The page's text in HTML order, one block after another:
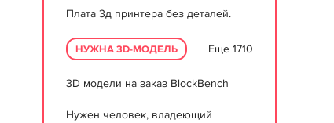
Плата 3д принтера без деталей.
НУЖНА 3D-МОДЕЛЬ Еще 1710
3D модели на заказ BlockBench
Нужен человек, владеющий